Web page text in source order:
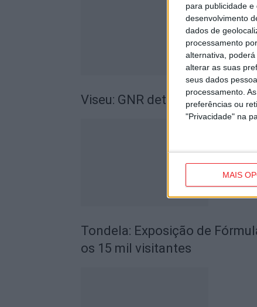
para publicidade
desenvolvimento
dados de
processamento
alternativa,
alterar as suas
seus dados
processamento.
preferências ou
"Privacidade" na
MAIS
Viseu: GNR detém sete
Tondela: Exposição de
os 15 mil visitantes